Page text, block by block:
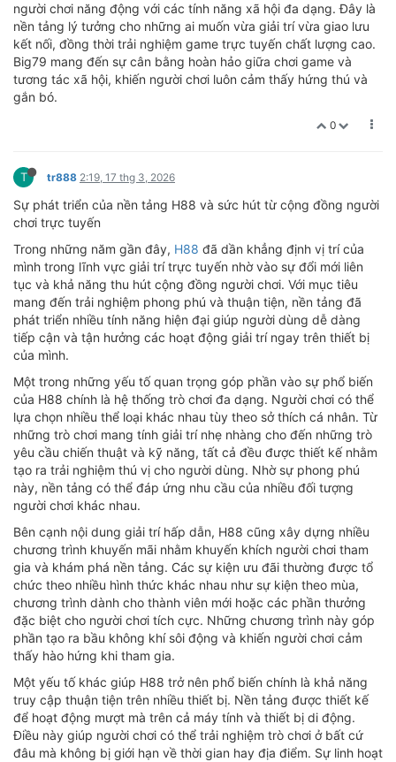
người chơi năng động với các tính năng xã hội đa dạng. Đây là
nền tảng lý tưởng cho những ai muốn vừa giải trí vừa giao lưu
kết nối, đồng thời trải nghiệm game trực tuyến chất lượng cao.
Big79 mang đến sự cân bằng hoàn hảo giữa chơi game và
tương tác xã hội, khiến người chơi luôn cảm thấy hứng thú và
gắn bó.
0
T tr888 2:19, 17 thg 3, 2026
Sự phát triển của nền tảng H88 và sức hút từ cộng đồng người
chơi trực tuyến
Trong những năm gần đây, H88 đã dần khẳng định vị trí của
mình trong lĩnh vực giải trí trực tuyến nhờ vào sự đổi mới liên
tục và khả năng thu hút cộng đồng người chơi. Với mục tiêu
mang đến trải nghiệm phong phú và thuận tiện, nền tảng đã
phát triển nhiều tính năng hiện đại giúp người dùng dễ dàng
tiếp cận và tận hưởng các hoạt động giải trí ngay trên thiết bị
của mình.
Một trong những yếu tố quan trọng góp phần vào sự phổ biến
của H88 chính là hệ thống trò chơi đa dạng. Người chơi có thể
lựa chọn nhiều thể loại khác nhau tùy theo sở thích cá nhân. Từ
những trò chơi mang tính giải trí nhẹ nhàng cho đến những trò
yêu cầu chiến thuật và kỹ năng, tất cả đều được thiết kế nhằm
tạo ra trải nghiệm thú vị cho người dùng. Nhờ sự phong phú
này, nền tảng có thể đáp ứng nhu cầu của nhiều đối tượng
người chơi khác nhau.
Bên cạnh nội dung giải trí hấp dẫn, H88 cũng xây dựng nhiều
chương trình khuyến mãi nhằm khuyến khích người chơi tham
gia và khám phá nền tảng. Các sự kiện ưu đãi thường được tổ
chức theo nhiều hình thức khác nhau như sự kiện theo mùa,
chương trình dành cho thành viên mới hoặc các phần thưởng
đặc biệt cho người chơi tích cực. Những chương trình này góp
phần tạo ra bầu không khí sôi động và khiến người chơi cảm
thấy hào hứng khi tham gia.
Một yếu tố khác giúp H88 trở nên phổ biến chính là khả năng
truy cập thuận tiện trên nhiều thiết bị. Nền tảng được thiết kế
để hoạt động mượt mà trên cả máy tính và thiết bị di động.
Điều này giúp người chơi có thể trải nghiệm trò chơi ở bất cứ
đâu mà không bị giới hạn về thời gian hay địa điểm. Sự linh hoạt